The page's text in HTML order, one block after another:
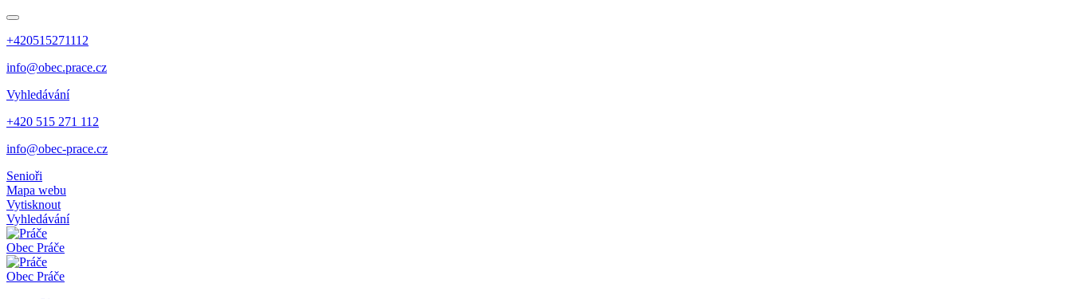
+420515271112
info@obec.prace.cz
Vyhledávání
+420 515 271 112
info@obec-prace.cz
Senioři
Mapa webu
Vytisknout
Vyhledávání
Obec Práče
Obec Práče